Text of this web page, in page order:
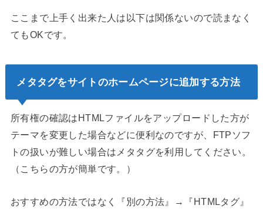
ここまで上手く出来た人は以下は関係ないので読まなく
てもOKです。
メタタグをサイトのホームページに追加する方法
所有権の確認はHTMLファイルをアップロードした方が
テーマを変更した場合などに便利なのですが、FTPソフ
トの扱いが難しい場合はメタタグを利用してください。
（こちらの方が簡単です。）
おすすめの方法ではなく『別の方法』→『HTMLタグ』